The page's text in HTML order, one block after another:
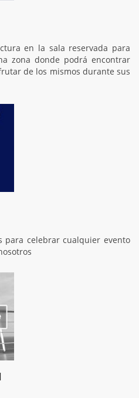
en la sala reservada para
zona donde podrá encontrar
de los mismos durante sus
para celebrar cualquier evento